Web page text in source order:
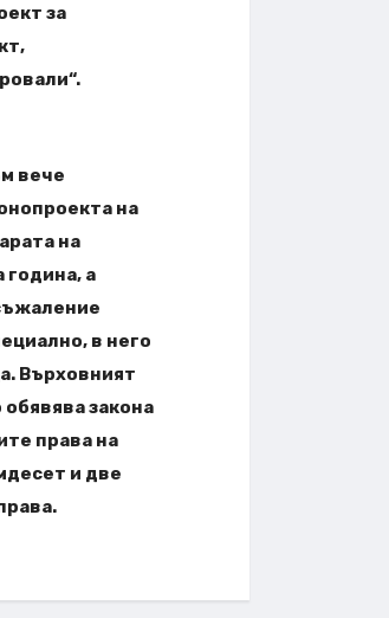
за
вече
на
на
година, а
в него
Върховният
закона
права на
и две